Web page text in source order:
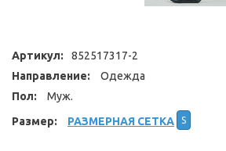
Артикул:
852517317-2
Направление:
Одежда
Пол:
Муж.
Размер:
РАЗМЕРНАЯ СЕТКА S